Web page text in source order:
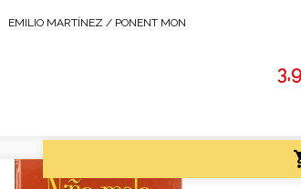
EMILIO MARTÍNEZ / PONENT MON